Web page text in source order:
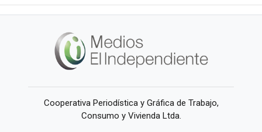
Cooperativa Periodística y Gráfica de Trabajo,
Consumo y Vivienda Ltda.